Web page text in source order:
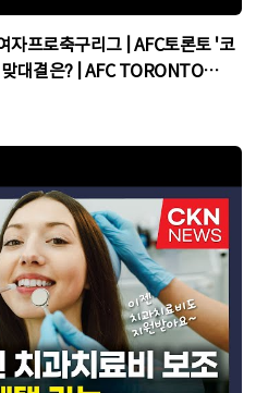
자프로축구리그 | AFC토론토 '코
대결은? | AFC TORONTO
토론토뉴스